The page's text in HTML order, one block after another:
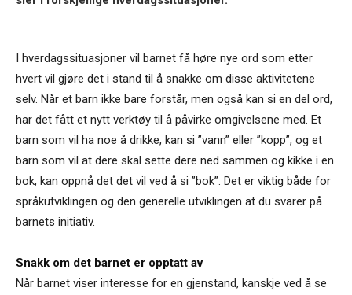
I hverdagssituasjoner vil barnet få høre nye ord som etter
hvert vil gjøre det i stand til å snakke om disse aktivitetene
selv. Når et barn ikke bare forstår, men også kan si en del ord,
har det fått et nytt verktøy til å påvirke omgivelsene med. Et
barn som vil ha noe å drikke, kan si ”vann” eller ”kopp”, og et
barn som vil at dere skal sette dere ned sammen og kikke i en
bok, kan oppnå det det vil ved å si ”bok”. Det er viktig både for
språkutviklingen og den generelle utviklingen at du svarer på
barnets initiativ.
Snakk om det barnet er opptatt av
Når barnet viser interesse for en gjenstand, kanskje ved å se